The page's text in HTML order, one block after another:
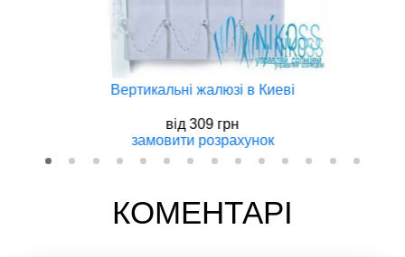
Вертикальнi жалюзi в Киеві
вiд309 грн
замовити розрахунок
КОМЕНТАРІ